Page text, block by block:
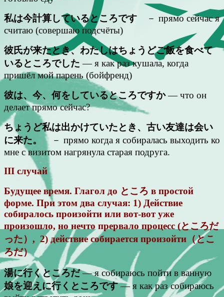
私は今計算しているところです － прямо сейчас я
считаю (совершаю подсчёты)
彼氏が来たとき、わたしはちょうどご飯を食べて
いるところでした — я как раз кушала, когда
пришёл мой парень (бойфренд)
彼は、今、何をしているところですか— что он
делает прямо сейчас?
ちょうど私は出かけていたとき、古い友達は会い
に来た。
－ прямо когда я собиралась выходить ко
мне с визитом нагрянула старая подруга.
III случай
Будущее время. Глагол до ところ в простой
форме. При этом два случая: 1) Действие
собиралось произойти или вот-вот уже
произошло, но нечто прервало процесс (ところだ
った）, 2) действие собирается произойти（とこ
ろだ）
湯に行くところだ— я собираюсь пойти в ванную
娘を迎えに行くところです— я как раз собираюсь